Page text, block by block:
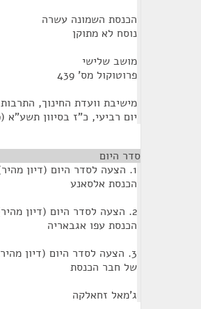
הכנסת השמונה עשרה
נוסח לא מתוקן
מושב שלישי
פרוטוקול מס' 439
מישיבת וועדת החינוך,
יום רביעי, כ"ז בסיוון תשע"א (29 ביוני 2011) שעה 10:00
סדר היום
1. הצעה לסדר היום (דיון
הכנסת אלסאנע
2. הצעה לסדר היום (דיון
הכנסת עפו אגבאריה
3. הצעה לסדר היום (דיון
של חבר הכנסת
ג'מאל זחאלקה